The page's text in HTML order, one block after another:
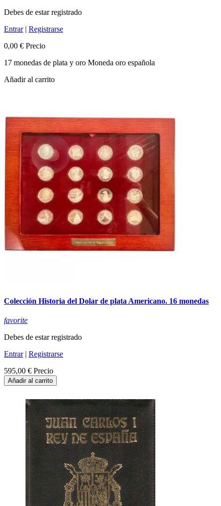
Debes de estar registrado
Entrar| Registrarse
0,00 € Precio
17 monedas de plata y oro Moneda oro española
Añadir al carrito
Colección Historia del Dolar de plata Americano. 16 monedas
favorite
Debes de estar registrado
Entrar| Registrarse
595,00 € Precio
Añadir al carrito